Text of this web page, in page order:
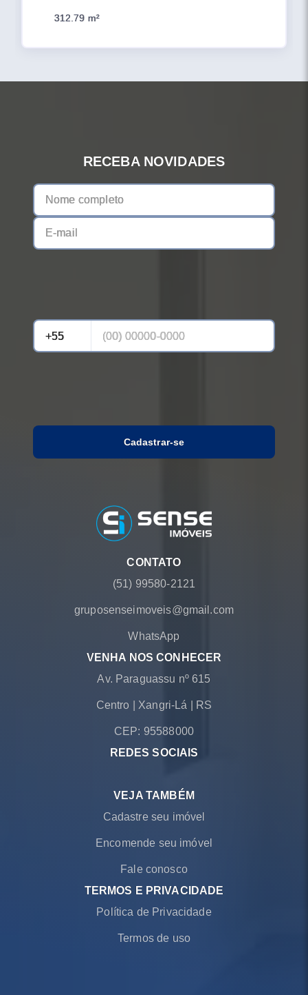
312.79 m²
RECEBA NOVIDADES
Cadastrar-se
CONTATO
(51) 99580-2121
gruposenseimoveis@gmail.com
WhatsApp
VENHA NOS CONHECER
Av. Paraguassu nº 615
Centro Xangri-Lá RS
CEP: 95588000
REDES SOCIAIS
VEJA TAMBÉM
Cadastre seu imóvel
Encomende seu imóvel
Fale conosco
TERMOS E PRIVACIDADE
Política de Privacidade
Termos de uso